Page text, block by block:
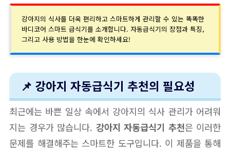
강아지의 식사를 더욱 편리하고 스마트하게 관리할 수 있는 똑똑한
바디코어 스마트 급식기를 소개합니다. 자동급식기의 장점과 특징,
그리고 사용 방법을 한눈에 확인하세요!
📌 강아지 자동급식기 추천의 필요성
최근에는 바쁜 일상 속에서 강아지의 식사 관리가 어려워
지는 경우가 많습니다. 강아지 자동급식기 추천은 이러한
문제를 해결해주는 스마트한 도구입니다. 이 제품을 통해